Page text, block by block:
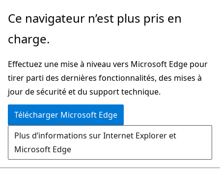
Passer
directement
au
principal
Ce navigateur n’est plus pris en
charge.
Effectuez une mise à niveau vers Microsoft Edge pour
tirer parti des dernières fonctionnalités, des mises à
jour de sécurité et du support technique.
Télécharger Microsoft Edge
Plus d’informations sur Internet Explorer et
Microsoft Edge